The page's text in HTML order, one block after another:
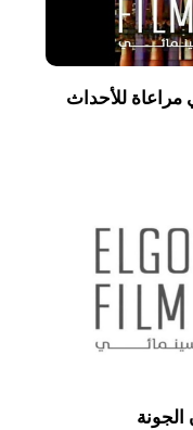
مراعاة للأحداث